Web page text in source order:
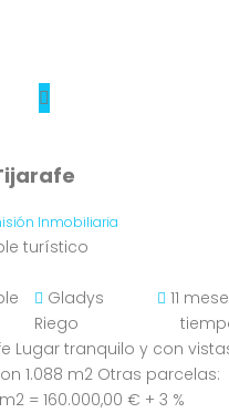
Inmobiliaria
turístico
Gladys
Riego
11
Lugar tranquilo y con
1.088 m2 Otras parcelas:
= 160.000,00 € + 3 %